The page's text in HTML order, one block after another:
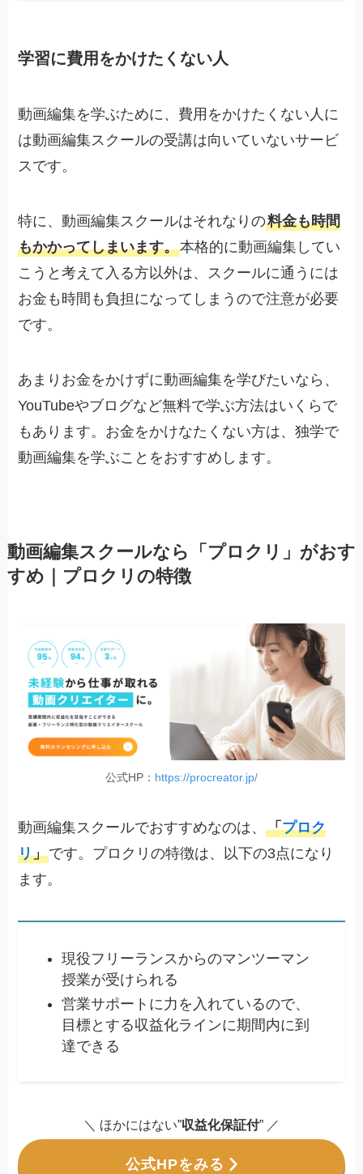
学習に費用をかけたくない人
動画編集を学ぶために、費用をかけたくない人に
は動画編集スクールの受講は向いていないサービ
スです。
特に、動画編集スクールはそれなりの料金も時間
もかかってしまいます。本格的に動画編集してい
こうと考えて入る方以外は、スクールに通うには
お金も時間も負担になってしまうので注意が必要
です。
あまりお金をかけずに動画編集を学びたいなら、
YouTubeやブログなど無料で学ぶ方法はいくらで
もあります。お金をかけなたくない方は、独学で
動画編集を学ぶことをおすすめします。
動画編集スクールなら「プロクリ」がおす
すめ｜プロクリの特徴
公式HP： https://procreator.jp/
動画編集スクールでおすすめなのは、「プロク
リ」です。プロクリの特徴は、以下の3点になり
ます。
現役フリーランスからのマンツーマン
授業が受けられる
営業サポートに力を入れているので、
目標とする収益化ラインに期間内に到
達できる
＼ ほかにはない”収益化保証付” ／
公式HPをみる